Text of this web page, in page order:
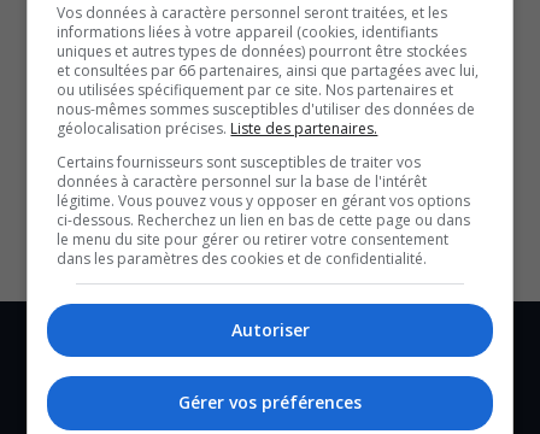
QUESTION DU JOUR
Commentaires
SOUTENIR NOS MÉDIAS, C’EST PROTÉGER NOTRE
CULTURE ET NOTRE ÉCONOMIE
Vos données à caractère personnel seront traitées, et les
informations liées à votre appareil (cookies, identifiants
uniques et autres types de données) pourront être stockées
et consultées par 66 partenaires, ainsi que partagées avec lui,
ou utilisées spécifiquement par ce site. Nos partenaires et
nous-mêmes sommes susceptibles d'utiliser des données de
géolocalisation précises. Liste des partenaires.
Certains fournisseurs sont susceptibles de traiter vos
données à caractère personnel sur la base de l'intérêt
légitime. Vous pouvez vous y opposer en gérant vos options
ci-dessous. Recherchez un lien en bas de cette page ou dans
le menu du site pour gérer ou retirer votre consentement
dans les paramètres des cookies et de confidentialité.
Autoriser
Gérer vos préférences